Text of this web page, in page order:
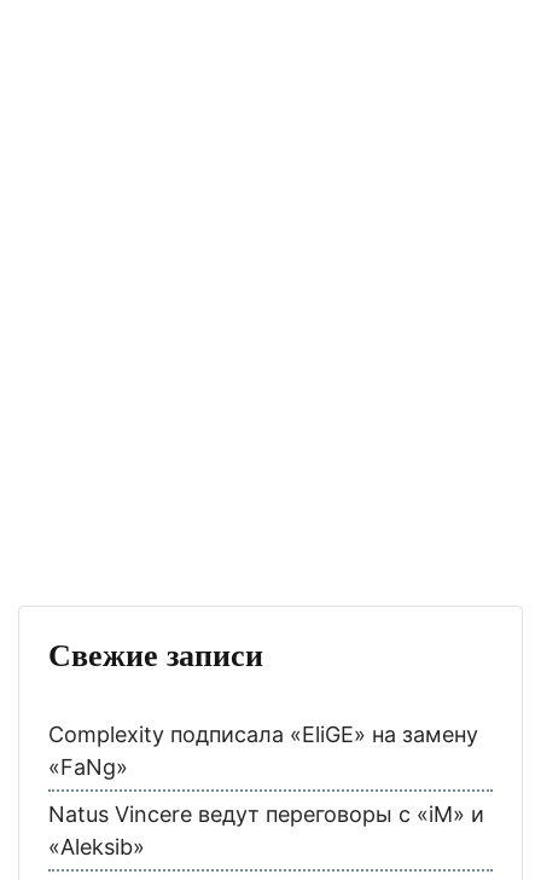
Свежие записи
Complexity подписала «EliGE» на замену
«FaNg»
Natus Vincere ведут переговоры с «iM» и
«Aleksib»